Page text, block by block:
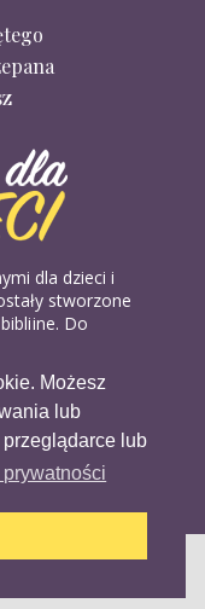
Możesz
lub
lub
dla dzieci i
stworzone
Do
i
Materiałów
wykorzystywać
Rights Reserved.